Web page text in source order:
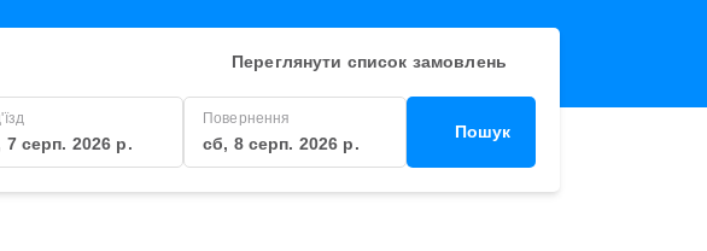
Переглянути список замовлень
7 серп. 2026 р.
Повернення
сб, 8 серп. 2026 р.
Пошук